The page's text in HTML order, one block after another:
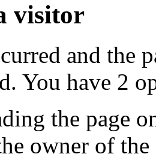
visitor
and the
You have 2
the page
owner of